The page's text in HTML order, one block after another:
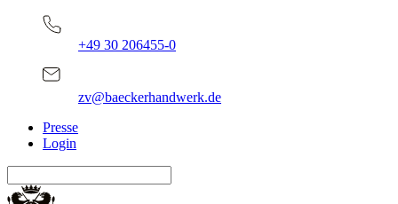
+49 30 206455-0
zv@baeckerhandwerk.de
Presse
Login